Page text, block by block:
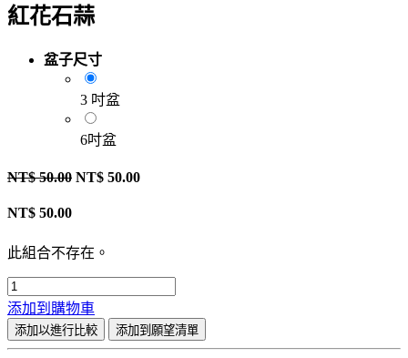
紅花石蒜
盆子尺寸
3 吋盆
6吋盆
NT$50.00 NT$ 50.00
NT$ 50.00
此組合不存在。
添加到購物車
添加以進行比較 添加到願望清單